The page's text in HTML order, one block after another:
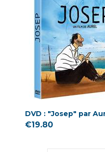
DVD : "Josep" par
€19.80